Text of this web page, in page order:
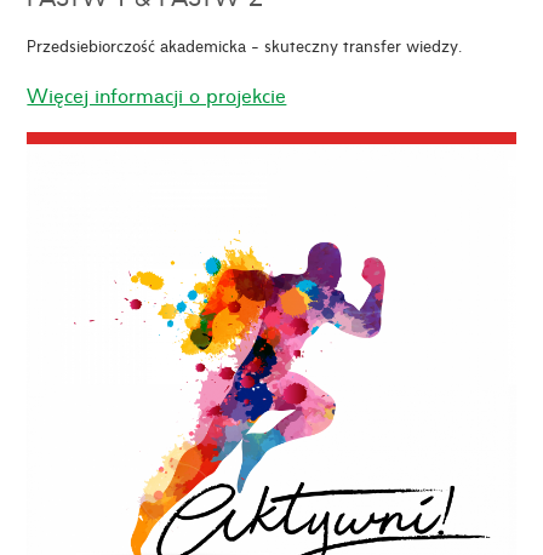
Przedsiebiorczość akademicka - skuteczny transfer wiedzy.
Więcej informacji o projekcie